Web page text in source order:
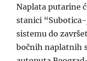
Naplata putarine
stanici
sistemu do
bočnih naplatnih